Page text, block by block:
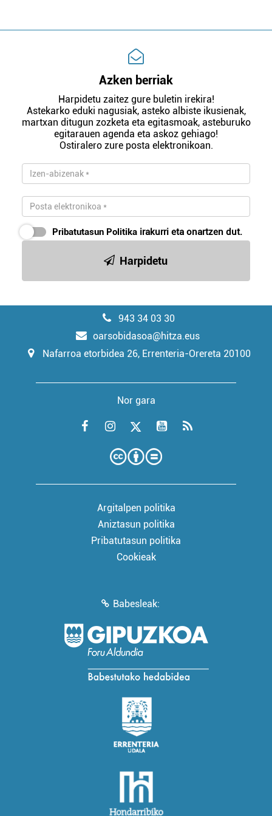
Azken berriak
Harpidetu zaitez gure buletin irekira!
Astekarko eduki nagusiak, asteko albiste ikusienak,
martxan ditugun zozketa eta egitasmoak, asteburuko
egitarauen agenda eta askoz gehiago!
Ostiralero zure posta elektronikoan.
Pribatutasun Politika irakurri eta onartzen dut.
Harpidetu
943 34 03 30
oarsobidasoa@hitza.eus
Nafarroa etorbidea 26, Errenteria-Orereta 20100
Nor gara
Argitalpen politika
Aniztasun politika
Pribatutasun politika
Cookieak
Babesleak: